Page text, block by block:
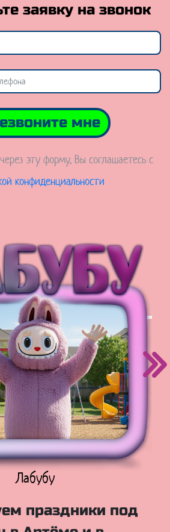
заявку на звонок
мне
эту форму, Вы соглашаетесь с
конфиденциальности
Куклы Лол
праздники под